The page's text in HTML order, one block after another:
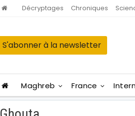
Décryptages Chroniques
S'abonner à la newsletter
Maghreb France